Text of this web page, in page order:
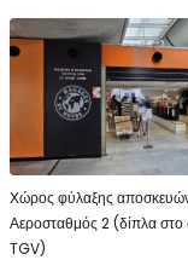
Χώρος φύλαξης
Αεροσταθμός 2 (δίπλα στο
TGV)